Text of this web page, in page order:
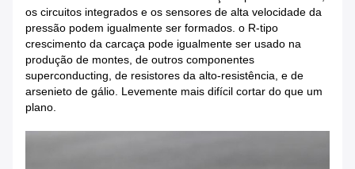
os circuitos integrados e os sensores de alta velocidade da
pressão podem igualmente ser formados. o R-tipo
crescimento da carcaça pode igualmente ser usado na
produção de montes, de outros componentes
superconducting, de resistores da alto-resistência, e de
arsenieto de gálio. Levemente mais difícil cortar do que um
plano.